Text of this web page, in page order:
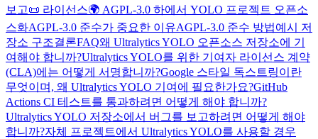
보고📜 라이선스🌍 AGPL-3.0 하에서 YOLO 프로젝트 오픈소
스화AGPL-3.0 준수가 중요한 이유AGPL-3.0 준수 방법예시 저
장소 구조결론FAQ왜 Ultralytics YOLO 오픈소스 저장소에 기
여해야 합니까?Ultralytics YOLO를 위한 기여자 라이선스 계약
(CLA)에는 어떻게 서명합니까?Google 스타일 독스트링이란
무엇이며, 왜 Ultralytics YOLO 기여에 필요한가요?GitHub
Actions CI 테스트를 통과하려면 어떻게 해야 합니까?
Ultralytics YOLO 저장소에서 버그를 보고하려면 어떻게 해야
합니까?자체 프로젝트에서 Ultralytics YOLO를 사용할 경우